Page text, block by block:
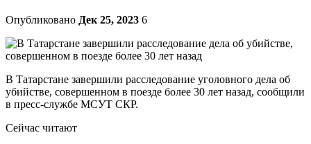
Опубликовано Дек 25, 2023 6
В Татарстане завершили расследование уголовного дела об
убийстве, совершенном в поезде более 30 лет назад, сообщили
в пресс-службе МСУТ СКР.
Сейчас читают